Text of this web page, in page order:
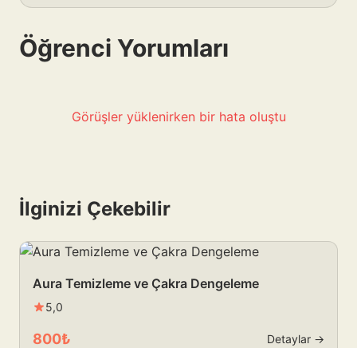
Öğrenci Yorumları
Görüşler yüklenirken bir hata oluştu
İlginizi Çekebilir
Aura Temizleme ve Çakra Dengeleme
5,0
800₺ Detaylar →